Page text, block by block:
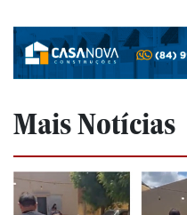
Mais Notícias